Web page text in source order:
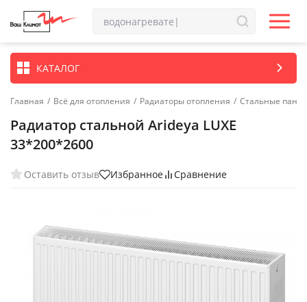
КАТАЛОГ
Главная / Всё для отопления / Радиаторы отопления / Стальные
Радиатор стальной Arideya LUXE
33*200*2600
Оставить отзыв Избранное Сравнение